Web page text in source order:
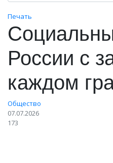
Печать
России с
каждом
Общество
07.07.2026
173